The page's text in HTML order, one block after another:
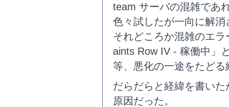
team サーバの混雑であ
色々試したが一向に解消
それどころか混雑のエ
aints Row IV - 稼働中」
等、悪化の一途をたどる
だらだらと経緯を書い
原因だった。